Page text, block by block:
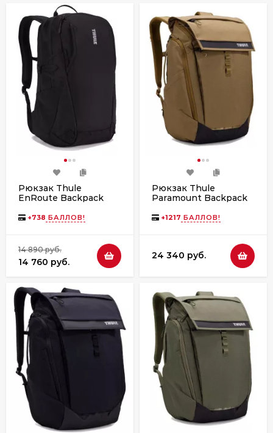
Рюкзак Thule
EnRoute Backpack
+738 БАЛЛОВ!
14 890 руб.
14 760 руб.
Рюкзак Thule
Paramount Backpack
+1217 БАЛЛОВ!
24 340 руб.